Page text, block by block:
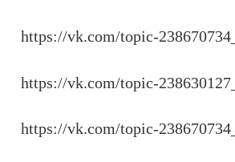
https://vk.com/topic-
https://vk.com/topic-
https://vk.com/topic-